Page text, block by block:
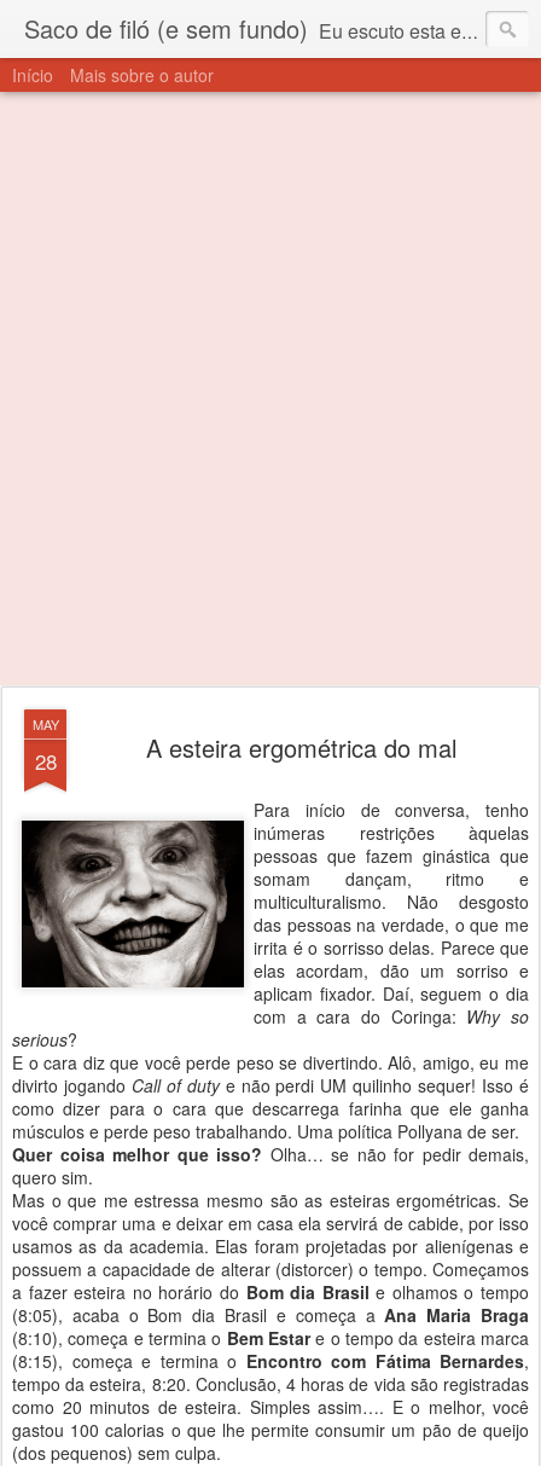
Saco de filó (e sem fundo) Eu escuto esta expressão "saco de filó" desde criança. Para quem não sabe, filó é um tecido todo furadinho e permite que um saco feito com ele, mesmo que muito exposto ao ar soprado para dentro, nunca vai se encher. Aí está o propósito deste nome... Para viver em sociedade tem que ter saco de filó.
Início Mais sobre o autor
MAY
28 A esteira ergométrica do mal
Para início de conversa, tenho
inúmeras restrições àquelas
pessoas que fazem ginástica que
somam dançam, ritmo e
multiculturalismo. Não desgosto
das pessoas na verdade, o que me
irrita é o sorrisso delas. Parece que
elas acordam, dão um sorriso e
aplicam fixador. Daí, seguem o dia
com a cara do Coringa: Why so
serious?
E o cara diz que você perde peso se divertindo. Alô, amigo, eu me
divirto jogando Call of dutye não perdi UM quilinho sequer! Isso é
como dizer para o cara que descarrega farinha que ele ganha
músculos e perde peso trabalhando. Uma política Pollyana de ser.
Quer coisa melhor que isso? Olha… se não for pedir demais,
quero sim.
Mas o que me estressa mesmo são as esteiras ergométricas. Se
você comprar uma e deixar em casa ela servirá de cabide, por isso
usamos as da academia. Elas foram projetadas por alienígenas e
possuem a capacidade de alterar (distorcer) o tempo. Começamos
a fazer esteira no horário do Bom dia Brasil e olhamos o tempo
(8:05), acaba o Bom dia Brasil e começa aAna Maria Braga
(8:10), começa e termina o Bem Estare o tempo da esteira marca
(8:15), começa e termina o Encontro com Fátima Bernardes,
tempo da esteira, 8:20. Conclusão, 4 horas de vida são registradas
como 20 minutos de esteira. Simples assim…. E o melhor, você
gastou 100 calorias o que lhe permite consumir um pão de queijo
(dos pequenos) sem culpa.